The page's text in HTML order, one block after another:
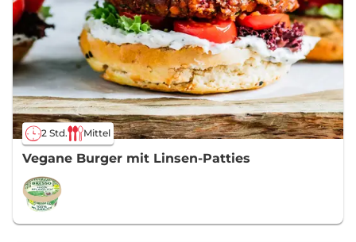
2 Std. Mittel
Vegane Burger mit Linsen-Patties